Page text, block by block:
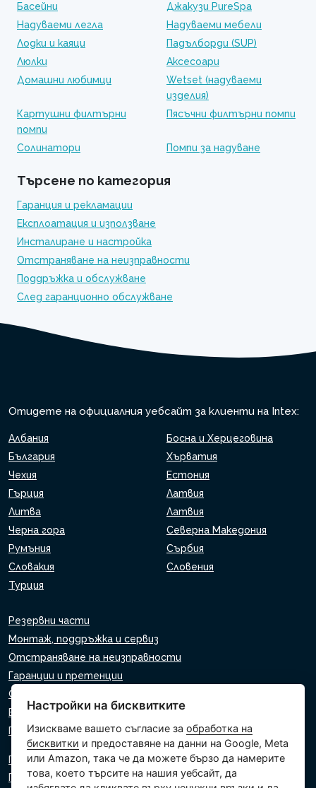
Басейни
Джакузи PureSpa
Надуваеми легла
Надуваеми мебели
Лодки и каяци
Падълборди (SUP)
Люлки
Аксесоари
Домашни любимци
Wetset (надуваеми
изделия)
Картушни филтърни
помпи
Пясъчни филтърни помпи
Солинатори Помпи за надуване
Търсене по категория
Гаранция и рекламации
Експлоатация и използване
Инсталиране и настройка
Отстраняване на неизправности
Поддръжка и обслужване
След гаранционно обслужване
Отидете на официалния уебсайт за клиенти на Intex:
Албания
Босна и Херцеговина
България
Хърватия
Чехия
Естония
Гърция
Латвия
Литва
Латвия
Черна гора
Северна Македония
Румъния
Сърбия
Словакия
Словения
Турция
Резервни части
Монтаж, поддръжка и сервиз
Отстраняване на неизправности
Гаранции и претенции
Списък на търговците на дребно
Виртуален асистент
Пишете ни
Политика за поверителност
Политика за използване на бисквитки
Настройки на бисквитките
Изискваме вашето съгласие заобработка на
бисквитки и предоставяне на данни на Google, Meta
или Amazon, така че да можете бързо да намерите
това, което търсите на нашия уебсайт, да